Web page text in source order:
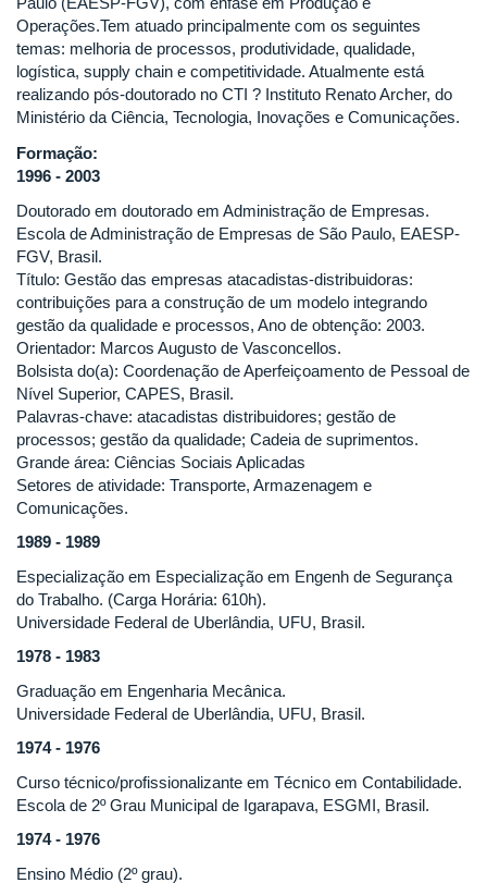
Operações.Tem atuado principalmente com os seguintes
temas: melhoria de processos, produtividade, qualidade,
logística, supply chain e competitividade. Atualmente está
realizando pós-doutorado no CTI ? Instituto Renato Archer, do
Ministério da Ciência, Tecnologia, Inovações e Comunicações.
Formação:
1996 - 2003
Doutorado em doutorado em Administração de Empresas.
Escola de Administração de Empresas de São Paulo, EAESP-
FGV, Brasil.
Título: Gestão das empresas atacadistas-distribuidoras:
contribuições para a construção de um modelo integrando
gestão da qualidade e processos, Ano de obtenção: 2003.
Orientador: Marcos Augusto de Vasconcellos.
Bolsista do(a): Coordenação de Aperfeiçoamento de Pessoal de
Nível Superior, CAPES, Brasil.
Palavras-chave: atacadistas distribuidores; gestão de
processos; gestão da qualidade; Cadeia de suprimentos.
Grande área: Ciências Sociais Aplicadas
Setores de atividade: Transporte, Armazenagem e
Comunicações.
1989 - 1989
Especialização em Especialização em Engenh de Segurança
do Trabalho. (Carga Horária: 610h).
Universidade Federal de Uberlândia, UFU, Brasil.
1978 - 1983
Graduação em Engenharia Mecânica.
Universidade Federal de Uberlândia, UFU, Brasil.
1974 - 1976
Curso técnico/profissionalizante em Técnico em Contabilidade.
Escola de 2º Grau Municipal de Igarapava, ESGMI, Brasil.
1974 - 1976
Ensino Médio (2º grau).